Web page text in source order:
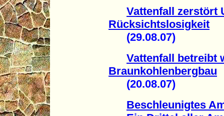
Vattenfall zerstört
Rücksichtslosigkeit
(29.08.07)
Vattenfall betreibt
Braunkohlenbergbau
(20.08.07)
Beschleunigtes